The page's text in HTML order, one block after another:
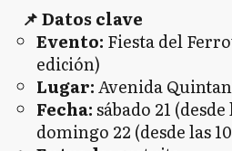
📌 Datos clave
Evento: Fiesta del
edición)
Lugar:Avenida
Fecha:sábado 21
domingo 22 (desde las